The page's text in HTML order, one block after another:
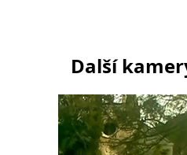
Další